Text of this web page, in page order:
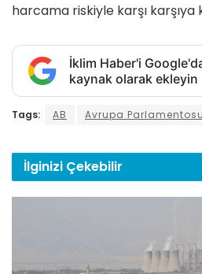
harcama riskiyle karşı karşıya
İklim Haber'i
kaynak olarak ekleyin
Tags: AB Avrupa Parlamentosu
İlginizi Çekebilir